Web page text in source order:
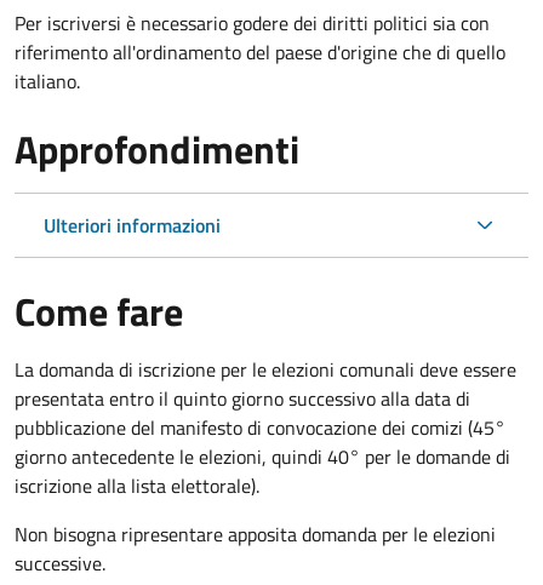
Per iscriversi è necessario godere dei diritti politici sia con
riferimento all'ordinamento del paese d'origine che di quello
italiano.
Approfondimenti
Ulteriori informazioni
Come fare
La domanda di iscrizione per le elezioni comunali deve essere
presentata entro il quinto giorno successivo alla data di
pubblicazione del manifesto di convocazione dei comizi (45°
giorno antecedente le elezioni, quindi 40° per le domande di
iscrizione alla lista elettorale).
Non bisogna ripresentare apposita domanda per le elezioni
successive.